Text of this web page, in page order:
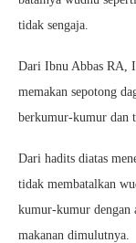
tidak sengaja.
Dari Ibnu Abbas RA,
memakan sepotong
berkumur-kumur dan
Dari hadits diatas
tidak membatalkan
kumur-kumur dengan
makanan dimulutnya.